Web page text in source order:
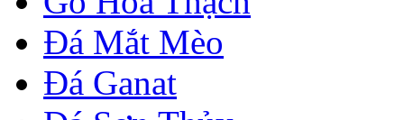
Đá Mắt Mèo
Đá Ganat